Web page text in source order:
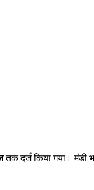
तक दर्ज किया गया। मंडी